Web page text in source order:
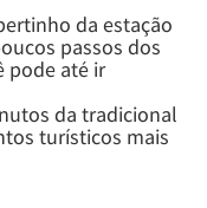
da estação
passos dos
pode até ir
da tradicional
turísticos mais